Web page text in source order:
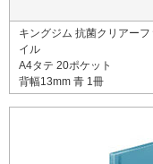
キングジム 抗菌クリアーフ
イル
A4タテ 20ポケット
背幅13mm 青 1冊